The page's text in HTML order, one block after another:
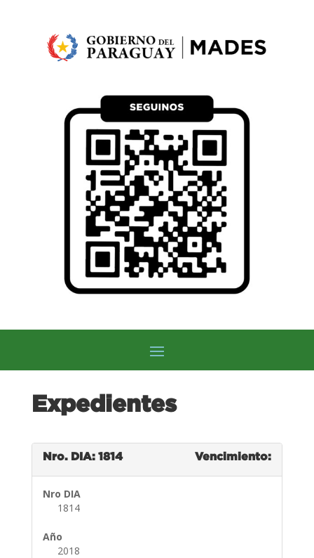
Expedientes
Nro. DIA: 1814 Vencimiento:
Nro DIA
1814
Año
2018